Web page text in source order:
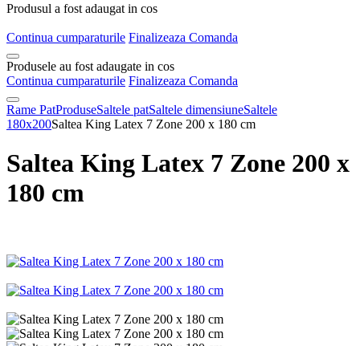
Produsul a fost adaugat in cos
Continua cumparaturile Finalizeaza Comanda
Produsele au fost adaugate in cos
Continua cumparaturile Finalizeaza Comanda
Rame PatProduseSaltele patSaltele dimensiuneSaltele
180x200Saltea King Latex 7 Zone 200 x 180 cm
Saltea King Latex 7 Zone 200 x
180 cm